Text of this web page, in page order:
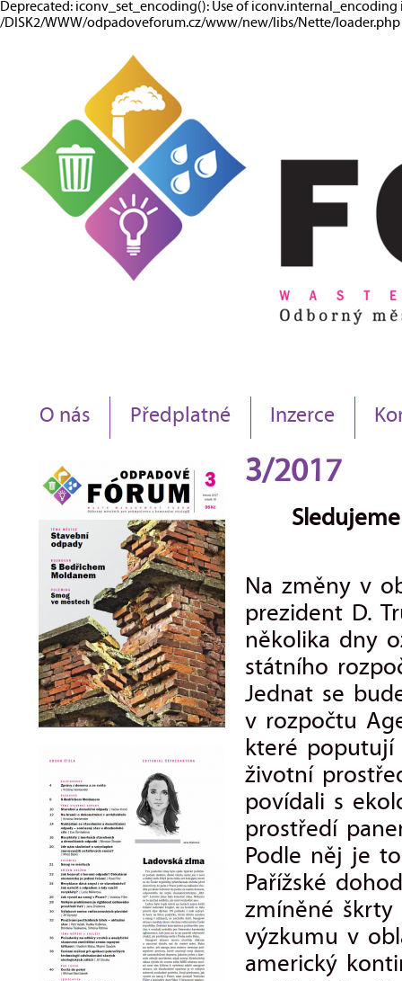
Deprecated: iconv_set_encoding(): Use of iconv.internal_encoding
/DISK2/WWW/odpadoveforum.cz/www/new/libs/Nette/loader.php
O nás Předplatné Inzerce
3/2017
Na změny v
prezident D.
několika dny
státního
Jednat se
v rozpočtu
které poputují
životní
povídali s
prostředí
Podle něj je
Pařížské
zmíněné škrty
výzkumu v
americký